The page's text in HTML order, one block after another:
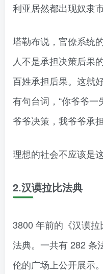
利亚居然都出现奴隶市
塔勒布说，官僚系统
人不是承担决策后果
百姓承担后果。这就
有句台词，“你爷爷一
爷爷决策，我爷爷承担
理想的社会不应该是这
2.汉谟拉比法典
3800 年前的《汉谟
法典。一共有 282 条
伦的广场上公开展示。